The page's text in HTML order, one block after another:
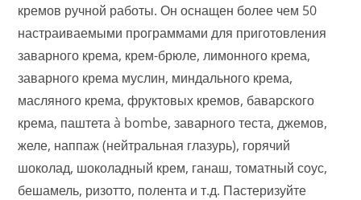
кремов ручной работы. Он оснащен более чем 50
настраиваемыми программами для приготовления
заварного крема, крем-брюле, лимонного крема,
заварного крема муслин, миндального крема,
масляного крема, фруктовых кремов, баварского
крема, паштета à bombe, заварного теста, джемов,
желе, наппаж (нейтральная глазурь), горячий
шоколад, шоколадный крем, ганаш, томатный соус,
бешамель, ризотто, полента и т.д. Пастеризуйте